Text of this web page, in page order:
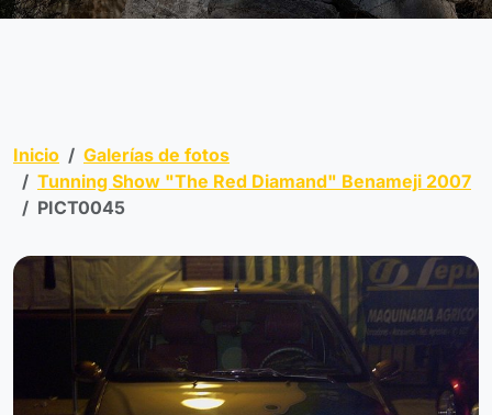
Inicio
Galerías de fotos
Tunning Show "The Red Diamand" Benameji 2007
PICT0045